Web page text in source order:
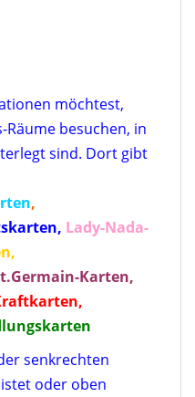
möchtest,
besuchen, in
sind. Dort gibt
,
Lady-Nada-
Karten,
,
senkrechten
oder oben